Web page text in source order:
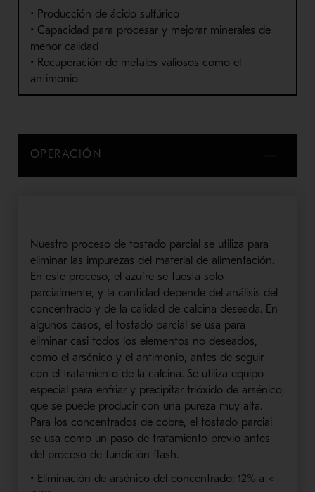
• Producción de ácido sulfúrico
• Capacidad para procesar y mejorar minerales de
menor calidad
• Recuperación de metales valiosos como el
antimonio
OPERACIÓN
Nuestro proceso de tostado parcial se utiliza para
eliminar las impurezas del material de alimentación.
En este proceso, el azufre se tuesta solo
parcialmente, y la cantidad depende del análisis del
concentrado y de la calidad de calcina deseada. En
algunos casos, el tostado parcial se usa para
eliminar casi todos los elementos no deseados,
como el arsénico y el antimonio, antes de seguir
con el tratamiento de la calcina. Se utiliza equipo
especial para enfriar y precipitar trióxido de arsénico,
que se puede producir con una pureza muy alta.
Para los concentrados de cobre, el tostado parcial
se usa como un paso de tratamiento previo antes
del proceso de fundición flash.
• Eliminación de arsénico del concentrado: 12% a <